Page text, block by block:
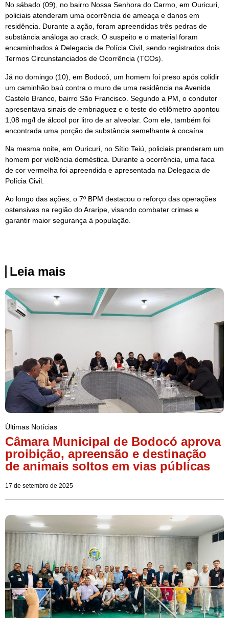
No sábado (09), no bairro Nossa Senhora do Carmo, em Ouricuri,
policiais atenderam uma ocorrência de ameaça e danos em
residência. Durante a ação, foram apreendidas três pedras de
substância análoga ao crack. O suspeito e o material foram
encaminhados à Delegacia de Polícia Civil, sendo registrados dois
Termos Circunstanciados de Ocorrência (TCOs).
Já no domingo (10), em Bodocó, um homem foi preso após colidir
um caminhão baú contra o muro de uma residência na Avenida
Castelo Branco, bairro São Francisco. Segundo a PM, o condutor
apresentava sinais de embriaguez e o teste do etilômetro apontou
1,08 mg/l de álcool por litro de ar alveolar. Com ele, também foi
encontrada uma porção de substância semelhante à cocaína.
Na mesma noite, em Ouricuri, no Sítio Teiú, policiais prenderam um
homem por violência doméstica. Durante a ocorrência, uma faca
de cor vermelha foi apreendida e apresentada na Delegacia de
Polícia Civil.
Ao longo das ações, o 7º BPM destacou o reforço das operações
ostensivas na região do Araripe, visando combater crimes e
garantir maior segurança à população.
Leia mais
Últimas Notícias
Câmara Municipal de Bodocó aprova
proibição, apreensão e destinação
de animais soltos em vias públicas
17 de setembro de 2025